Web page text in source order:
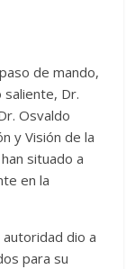
de mando,
saliente, Dr.
Osvaldo
y Visión de la
situado a
en la
dio a
para su